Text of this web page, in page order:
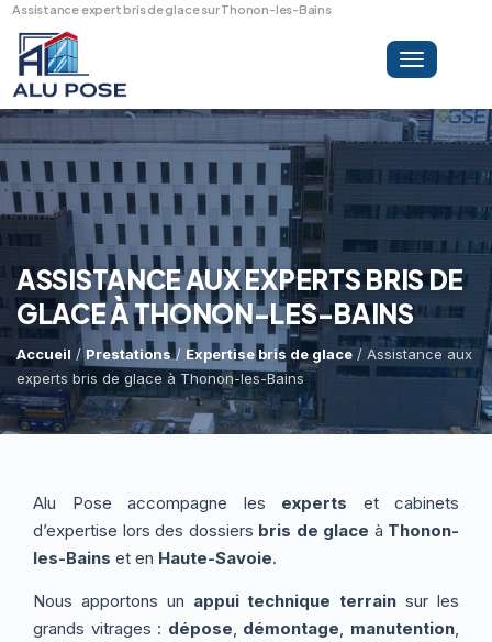
Assistance expert bris de glace sur Thonon-les-Bains
LA SOCIÉTÉ
PRESTATIONS
Dépannage Vitrages
Vitrine Magasin
Expertise Bris De Glace
Thermographie
MINI-GRUE ARAIGNÉE
Capacité De Levage RÉFÉRENCES
ACTUALITÉS
CONTACT
Toggle
ASSISTANCE AUX EXPERTS BRIS DE
GLACE À THONON-LES-BAINS
Accueil /Prestations / Expertise bris de glace / Assistance aux
experts bris de glace à Thonon-les-Bains
Alu Pose accompagne les experts et cabinets
d’expertise lors des dossiers bris de glace à Thonon-
les-Bains et en Haute-Savoie.
Nous apportons un appui technique terrain sur les
grands vitrages : dépose démontage manutention